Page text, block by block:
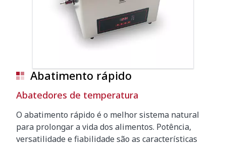
Abatimento rápido
Abatedores de temperatura
O abatimento rápido é o melhor sistema natural
para prolongar a vida dos alimentos. Potência,
versatilidade e fiabilidade são as características